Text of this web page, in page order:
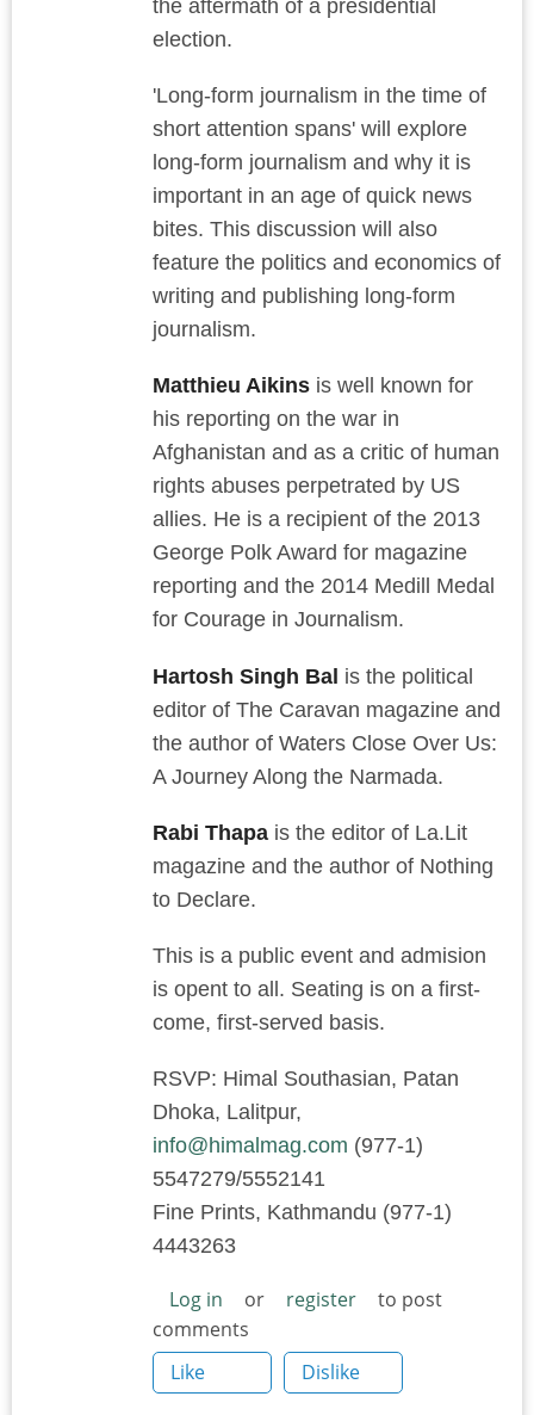
the aftermath of a presidential
election.
'Long-form journalism in the time of
short attention spans' will explore
long-form journalism and why it is
important in an age of quick news
bites. This discussion will also
feature the politics and economics of
writing and publishing long-form
journalism.
Matthieu Aikins is well known for
his reporting on the war in
Afghanistan and as a critic of human
rights abuses perpetrated by US
allies. He is a recipient of the 2013
George Polk Award for magazine
reporting and the 2014 Medill Medal
for Courage in Journalism.
Hartosh Singh Bal is the political
editor of The Caravan magazine and
the author of Waters Close Over Us:
A Journey Along the Narmada.
Rabi Thapa is the editor of La.Lit
magazine and the author of Nothing
to Declare.
This is a public event and admision
is opent to all. Seating is on a first-
come, first-served basis.
RSVP: Himal Southasian, Patan
Dhoka, Lalitpur,
info@himalmag.com (977-1)
5547279/5552141
Fine Prints, Kathmandu (977-1)
4443263
Log in or register
to post
comments
Like
Dislike